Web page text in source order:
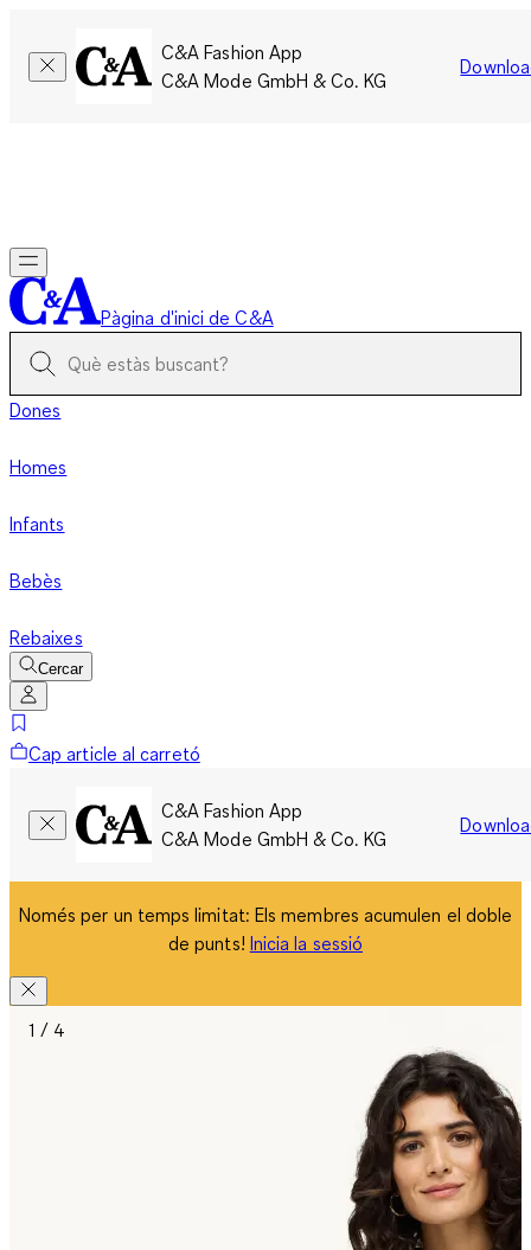
C&A Fashion App
C&A Mode GmbH & Co. KG
Pàgina d'inici de C&A
Dones
Homes
Infants
Bebès
Rebaixes
Cercar
Cap article al carretó
C&A Fashion App
C&A Mode GmbH & Co. KG
Només per un temps limitat: Els membres acumulen el doble
de punts! Inicia la sessió
1 / 4